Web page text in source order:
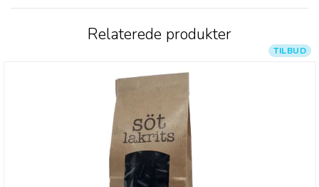
Relaterede produkter
TILBUD